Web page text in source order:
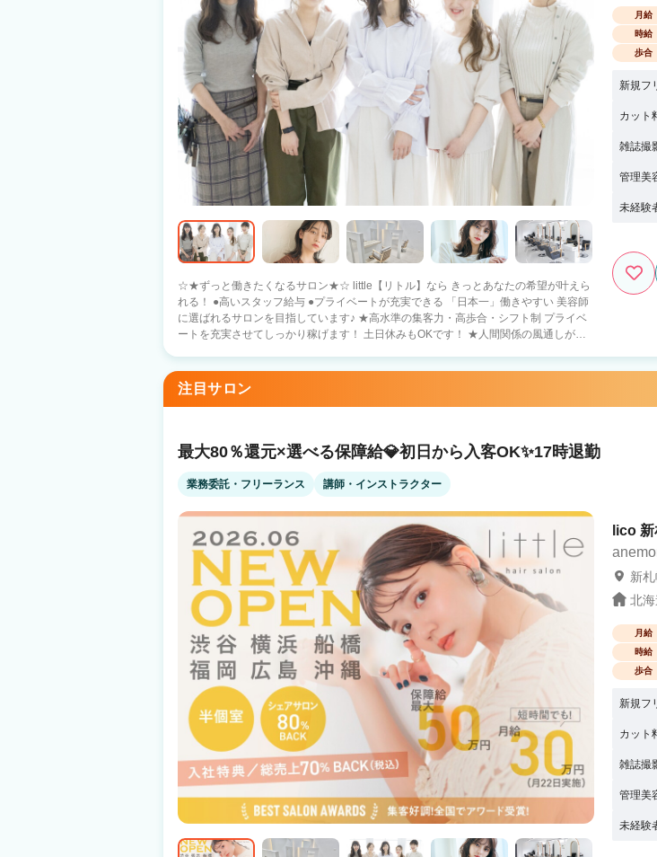
☆★ずっと働きたくなるサロン★☆ little【リトル】なら きっとあなたの希望が叶えら
れる！ ●高いスタッフ給与 ●プライベートが充実できる 「日本一」働きやすい 美容師
に選ばれるサロンを目指しています♪ ★高水準の集客力・高歩合・シフト制 プライベ
ートを充実させてしっかり稼げます！ 土日休みもOKです！ ★人間関係の風通しがよ
備 銀行借入などの資金調達 エリア新規出店 物件探し、内装外装のサポート 好条件の
材料仕入れ 集客・求人 給料計算・事務の援助 スタッフマネジメント 経営サポート 〇
美容師さんの 入社１カ月後の声を集めました♪ 『応募のきっかけ』 ・前職の先輩の紹
介（26歳女性） ・自由シフト（31歳女性） ・全国90店舗以上の安定経営（30歳男
性） 『見学・面接のときの印象は？』 ・給与や人間関係など、個人の悩みを解消でき
る点を解説してくれて優しかった（24歳女性） ・見学で一緒に働く人やサロンの雰囲
気を確認できてよかった（25歳女性） 複数店舗の見学なども実施しております！ まず
はぜひお気軽にお問合せ下さい♪
月給
時給
歩合
新規フ
カット
雑誌撮
管理美
未経験
注目サロン
最大80％還元×選べる保障給💎初日から入客OK✨17時退勤
業務委託・フリーランス 講師・インストラクター
lico
新
北
月給
時給
歩合
新規フ
カット
雑誌撮
管理美
未経験